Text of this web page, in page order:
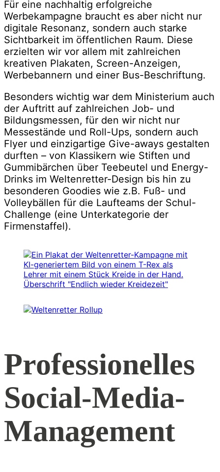
Für eine nachhaltig erfolgreiche
Werbekampagne braucht es aber nicht nur
digitale Resonanz, sondern auch starke
Sichtbarkeit im öffentlichen Raum. Diese
erzielten wir vor allem mit zahlreichen
kreativen Plakaten, Screen-Anzeigen,
Werbebannern und einer Bus-Beschriftung.
Besonders wichtig war dem Ministerium auch
der Auftritt auf zahlreichen Job- und
Bildungsmessen, für den wir nicht nur
Messestände und Roll-Ups, sondern auch
Flyer und einzigartige Give-aways gestalten
durften – von Klassikern wie Stiften und
Gummibärchen über Teebeutel und Energy-
Drinks im Weltenretter-Design bis hin zu
besonderen Goodies wie z.B. Fuß- und
Volleybällen für die Laufteams der Schul-
Challenge (eine Unterkategorie der
Firmenstaffel).
Professionelles
Social-Media-
Management